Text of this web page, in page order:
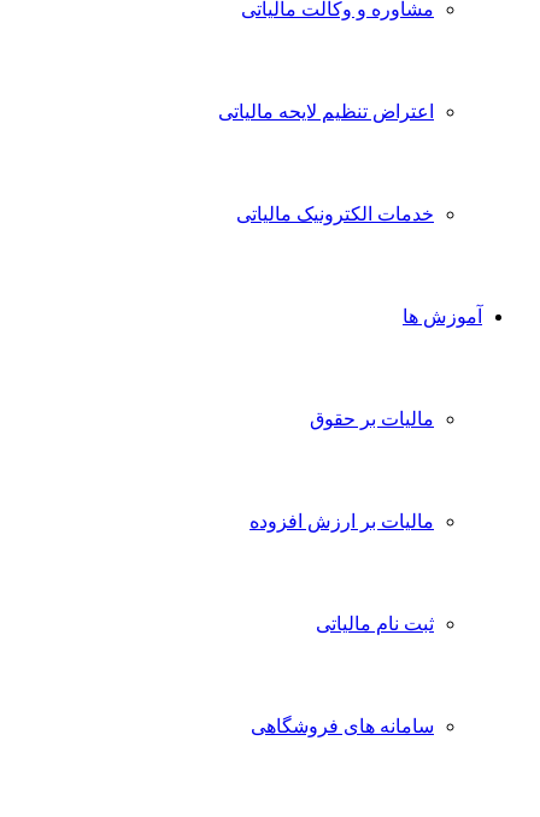
مشاوره و وکالت مالیاتی
اعتراض تنظیم لایحه مالیاتی
خدمات الکترونیک مالیاتی
آموزش ها
مالیات بر حقوق
مالیات بر ارزش افزوده
ثبت نام مالیاتی
سامانه های فروشگاهی